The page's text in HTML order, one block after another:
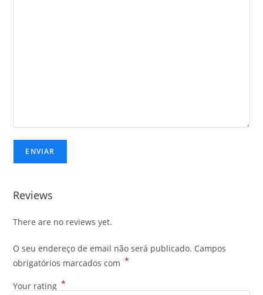
Reviews
There are no reviews yet.
O seu endereço de email não será publicado. Campos
obrigatórios marcados com *
Your rating *